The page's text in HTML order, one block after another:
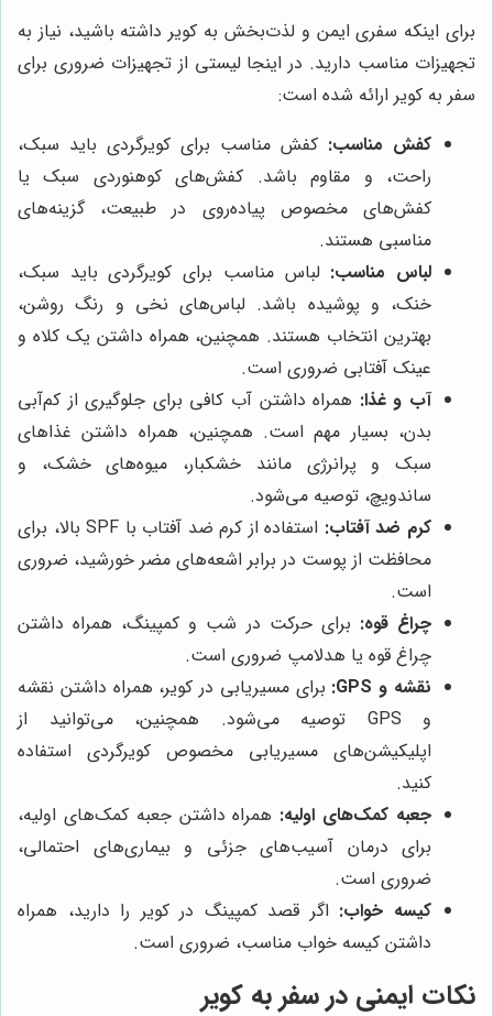
برای اینکه سفری ایمن و لذت‌بخش به کویر داشته باشید، نیاز به
تجهیزات مناسب دارید. در اینجا لیستی از تجهیزات ضروری برای
سفر به کویر ارائه شده است:
کفش مناسب: کفش مناسب برای کویرگردی باید سبک،
راحت، و مقاوم باشد. کفش‌های کوهنوردی سبک یا
کفش‌های مخصوص پیاده‌روی در طبیعت، گزینه‌های
مناسبی هستند.
لباس مناسب: لباس مناسب برای کویرگردی باید سبک،
خنک، و پوشیده باشد. لباس‌های نخی و رنگ روشن،
بهترین انتخاب هستند. همچنین، همراه داشتن یک کلاه و
عینک آفتابی ضروری است.
آب و غذا: همراه داشتن آب کافی برای جلوگیری از کم‌آبی
بدن، بسیار مهم است. همچنین، همراه داشتن غذاهای
سبک و پرانرژی مانند خشکبار، میوه‌های خشک، و
ساندویچ، توصیه می‌شود.
کرم ضد آفتاب:
استفاده از کرم ضد آفتاب با SPF بالا، برای
محافظت از پوست در برابر اشعه‌های مضر خورشید، ضروری
است.
چراغ قوه: برای حرکت در شب و کمپینگ، همراه داشتن
چراغ قوه یا هدلامپ ضروری است.
نقشه و GPS:
برای مسیریابی در کویر، همراه داشتن نقشه
و GPS توصیه می‌شود. همچنین، می‌توانید از
اپلیکیشن‌های مسیریابی مخصوص کویرگردی استفاده
کنید.
جعبه کمک‌های اولیه: همراه داشتن جعبه کمک‌های اولیه،
برای درمان آسیب‌های جزئی و بیماری‌های احتمالی،
ضروری است.
کیسه خواب: اگر قصد کمپینگ در کویر را دارید، همراه
داشتن کیسه خواب مناسب، ضروری است.
نکات ایمنی در سفر به کویر